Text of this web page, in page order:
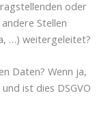
oder
Stellen
…) weitergeleitet?
Daten? Wenn ja,
ist dies DSGVO